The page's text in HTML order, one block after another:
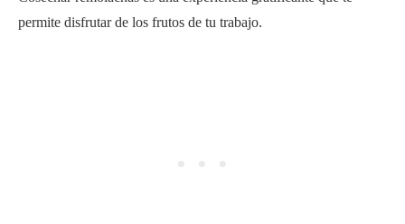
permite disfrutar de los frutos de tu trabajo.